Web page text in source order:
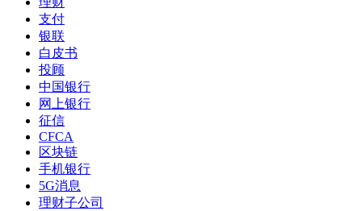
支付
银联
白皮书
投顾
中国银行
网上银行
征信
CFCA
区块链
手机银行
5G消息
理财子公司